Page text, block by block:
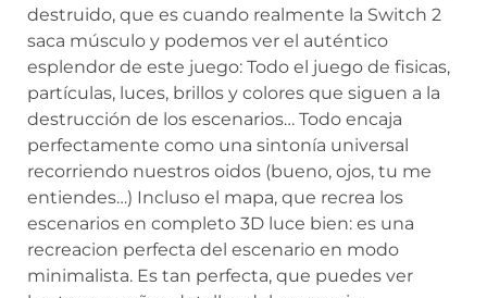
destruido, que es cuando realmente la Switch 2
saca músculo y podemos ver el auténtico
esplendor de este juego: Todo el juego de fisicas,
partículas, luces, brillos y colores que siguen a la
destrucción de los escenarios… Todo encaja
perfectamente como una sintonía universal
recorriendo nuestros oidos (bueno, ojos, tu me
entiendes…) Incluso el mapa, que recrea los
escenarios en completo 3D luce bien: es una
recreacion perfecta del escenario en modo
minimalista. Es tan perfecta, que puedes ver